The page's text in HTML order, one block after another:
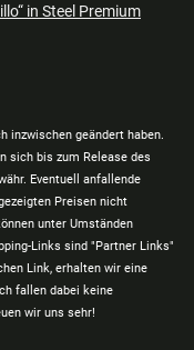
in Steel Premium
inzwischen geändert haben.
sich bis zum Release des
Eventuell anfallende
Preisen nicht
unter Umständen
Links sind "Partner Links"
Link, erhalten wir eine
fallen dabei keine
wir uns sehr!